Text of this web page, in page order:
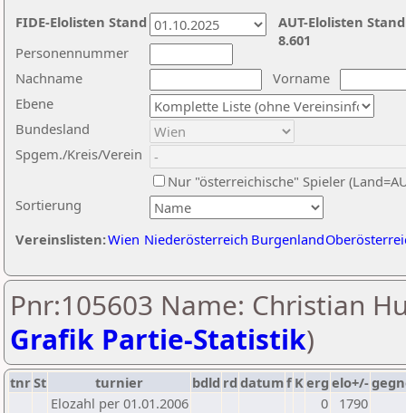
Nachname
Vorname
Ebene
Sortierung
Personennummer
Bundesland
Spgem./Kreis/Verein
Nur "österreichische" Spieler
Vereinslisten:Wien Niederösterreich Burgenland
AUT-Elolisten
8.601
FIDE-Elolisten Stand
Pnr:105603 Name: Christian
Grafik Partie-Statistik)
tnrSt turnier bdld rd datumf Kerg elo+/-
Elozahl per 01.01.2006
0
1790